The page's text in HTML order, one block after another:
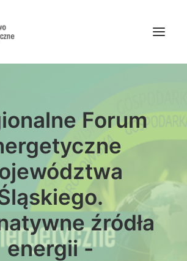
Forum
źródła
energii -